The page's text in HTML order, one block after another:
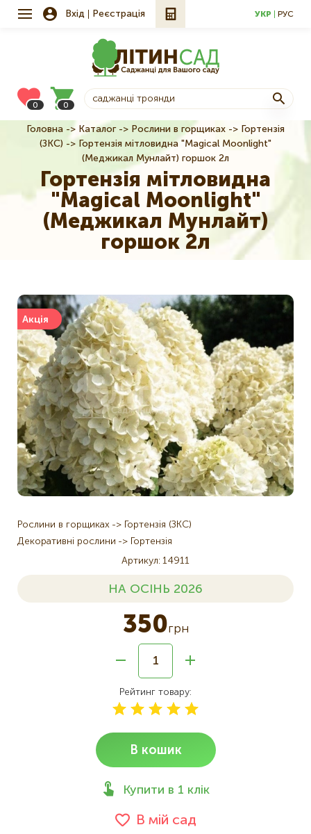
Вхід Реєстрація УКР РУС
0 0
Рядок
Головна Каталог Рослини в горщиках
Гортензія
(ЗКС)
Гортензія мітловидна "Magical Moonlight"
(Меджикал Мунлайт) горшок 2л
Гортензія мітловидна
"Magical Moonlight"
(Меджикал Мунлайт)
горшок 2л
Акція
Рослини в горщиках
Гортензія (ЗКС)
Декоративні рослини
Гортензія
Артикул 14911
НА ОСІНЬ 2026
350грн
Рейтинг товару
В кошик
Купити в 1 клік
В мій сад